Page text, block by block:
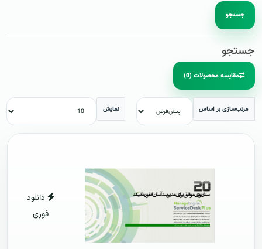
جستجو
جستجو
مقایسه محصولات (0)
مرتب‌سازی بر اساس نمایش
دانلود
فوری